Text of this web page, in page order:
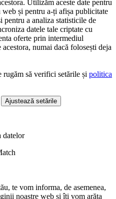
Utilizăm aceste date pentru
și pentru a-ți afișa publicitate
pentru a analiza statisticile de
datele tale criptate cu
oferte prin intermediul
numai dacă folosești deja
să verifici setările și politica
Ajustează setările
datelor
te vom informa, de asemenea,
noastre web și îți vom arăta